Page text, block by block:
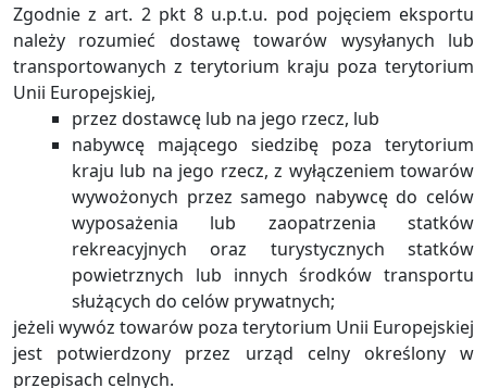
Zgodnie z art. 2 pkt 8 u.p.t.u. pod pojęciem eksportu
należy rozumieć dostawę towarów wysyłanych lub
transportowanych z terytorium kraju poza terytorium
Unii Europejskiej,
przez dostawcę lub na jego rzecz, lub
nabywcę mającego siedzibę poza terytorium
kraju lub na jego rzecz, z wyłączeniem towarów
wywożonych przez samego nabywcę do celów
wyposażenia lub zaopatrzenia statków
rekreacyjnych oraz turystycznych statków
powietrznych lub innych środków transportu
służących do celów prywatnych;
jeżeli wywóz towarów poza terytorium Unii Europejskiej
jest potwierdzony przez urząd celny określony w
przepisach celnych.